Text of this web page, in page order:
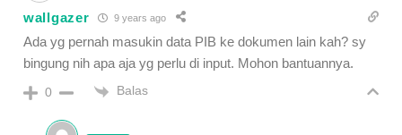
wallgazer 9 years ago
Ada yg pernah masukin data PIB ke dokumen lain kah? sy
bingung nih apa aja yg perlu di input. Mohon bantuannya.
0 Balas